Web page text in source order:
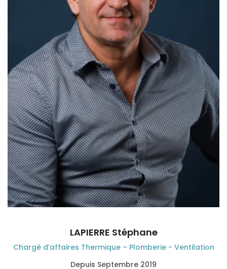
LAPIERRE Stéphane
Chargé d’affaires Thermique – Plomberie - Ventilation
Depuis Septembre 2019